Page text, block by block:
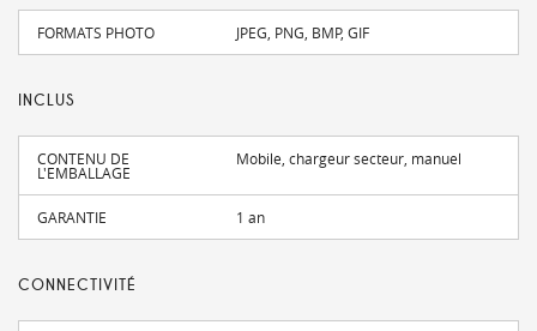
FORMATS PHOTO JPEG, PNG, BMP, GIF
INCLUS
CONTENU DE
L'EMBALLAGE
Mobile, chargeur secteur, manuel
GARANTIE 1 an
CONNECTIVITÉ